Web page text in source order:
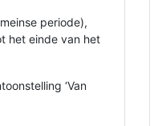
periode),
het einde van het
‘Van